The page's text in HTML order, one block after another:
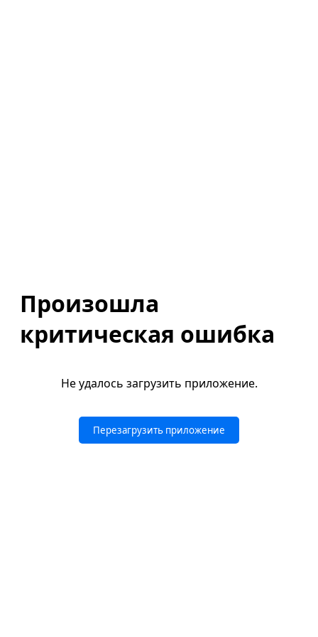
Произошла
критическая ошибка
Не удалось загрузить приложение.
Перезагрузить приложение